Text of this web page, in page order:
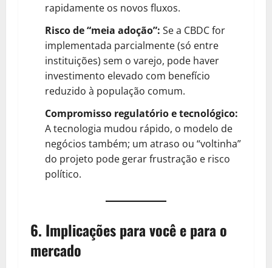
rapidamente os novos fluxos.
Risco de “meia adoção”: Se a CBDC for
implementada parcialmente (só entre
instituições) sem o varejo, pode haver
investimento elevado com benefício
reduzido à população comum.
Compromisso regulatório e tecnológico:
A tecnologia mudou rápido, o modelo de
negócios também; um atraso ou “voltinha”
do projeto pode gerar frustração e risco
político.
6. Implicações para você e para o
mercado